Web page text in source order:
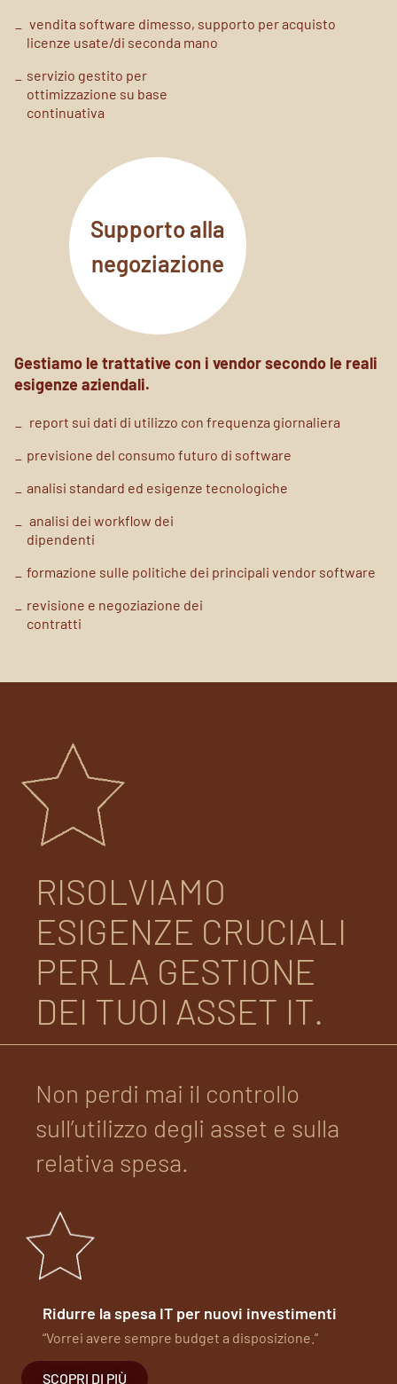
vendita software dimesso, supporto per acquisto
licenze usate/di seconda mano
servizio gestito per
ottimizzazione su base
continuativa
Supporto alla
negoziazione
Gestiamo le trattative con i vendor secondo le reali
esigenze aziendali.
report sui dati di utilizzo confrequenza giornaliera
previsione del consumo futuro di software
analisi standard ed esigenzetecnologiche
analisi dei workflow dei
dipendenti
formazione sulle politiche dei principali vendor software
revisione e negoziazione dei
contratti
RISOLVIAMO
ESIGENZE CRUCIALI
PER LA GESTIONE
DEI TUOI ASSET IT.
Non perdi mai il controllo
sull’utilizzo degli asset e sulla
relativa spesa.
Ridurre la spesa IT per nuovi investimenti
“Vorrei avere sempre budget a disposizione.”
SCOPRI DI PIÙ